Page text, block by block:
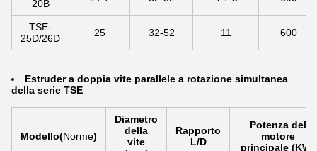
20B
TSE-
25D/26D
25 32-52 11 600
Estruder a doppia vite parallele a rotazione simultanea
della serie TSE
Modello(Norme)
Diametro
della
vite
Rapporto
L/D
Potenza del
motore
principale (KW)